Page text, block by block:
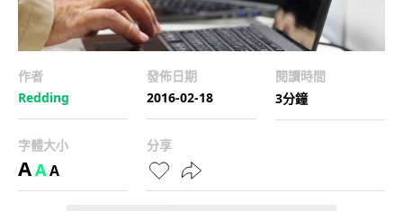
作者
Redding
發佈日期
2016-02-18
閱讀時間
3分鐘
字體大小
AAA
分享